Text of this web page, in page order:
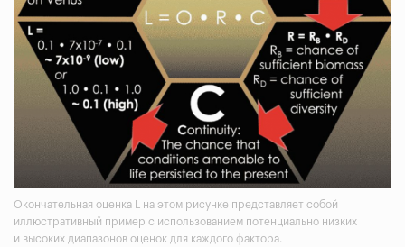
Окончательная оценка L на этом рисунке представляет собой
иллюстративный пример с использованием потенциально низких
и высоких диапазонов оценок для каждого фактора.